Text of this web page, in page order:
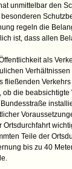
unmittelbar den
regeln die
ist, dass allen
als
die
Teile der
bis zu 40